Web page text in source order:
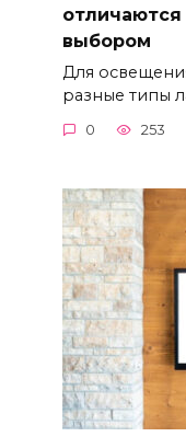
выбором
Для
разные типы
0 253